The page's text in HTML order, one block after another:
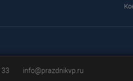
33 info@prazdnikvp.ru